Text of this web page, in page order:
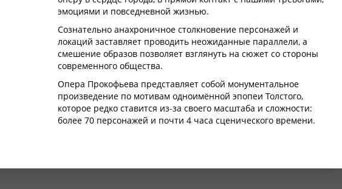
эмоциями и повседневной жизнью.
Сознательно анахроничное столкновение персонажей и
локаций заставляет проводить неожиданные параллели, а
смешение образов позволяет взглянуть на сюжет со стороны
современного общества.
Опера Прокофьева представляет собой монументальное
произведение по мотивам одноимённой эпопеи Толстого,
которое редко ставится из-за своего масштаба и сложности:
более 70 персонажей и почти 4 часа сценического времени.